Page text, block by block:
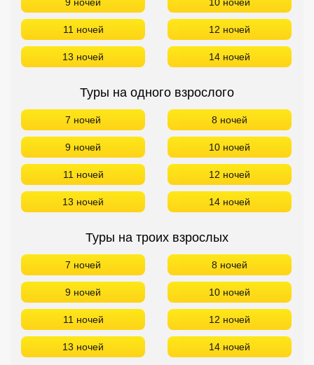
11 ночей 12 ночей
13 ночей 14 ночей
Туры на одного взрослого
7 ночей 8 ночей
9 ночей 10 ночей
11 ночей 12 ночей
13 ночей 14 ночей
Туры на троих взрослых
7 ночей 8 ночей
9 ночей 10 ночей
11 ночей 12 ночей
13 ночей 14 ночей